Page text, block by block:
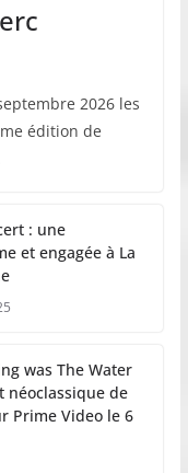
2026 les
édition de
: une
et engagée à La
was The Water
néoclassique de
Prime Video le 6